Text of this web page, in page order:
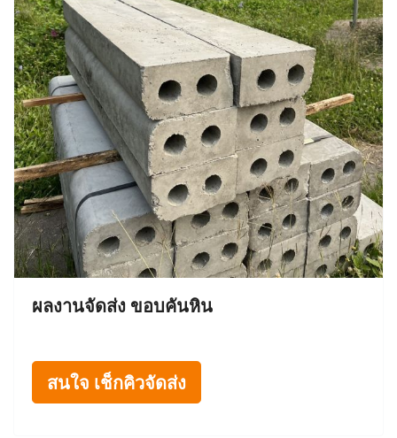
ผลงานจัดส่ง ขอบคันหิน
สนใจ เช็กคิวจัดส่ง